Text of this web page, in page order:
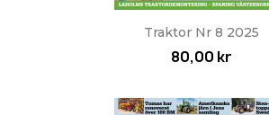
Traktor Nr 8 2025
80,00 kr